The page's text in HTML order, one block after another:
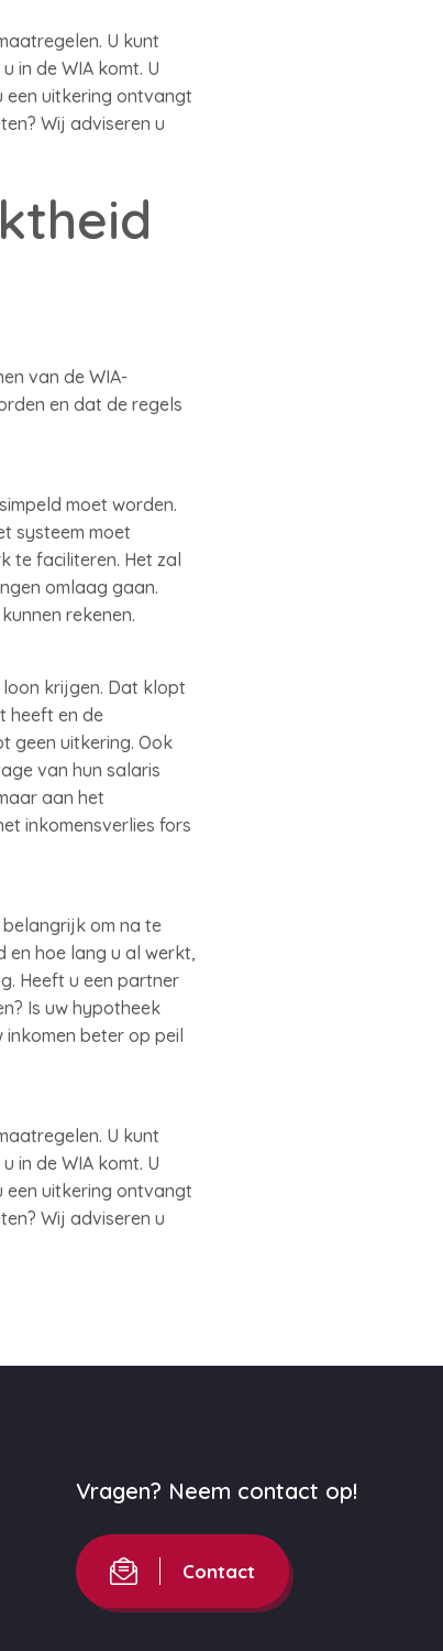
U kunt
in de WIA komt. U
een uitkering ontvangt
Wij adviseren u
van de WIA-
en dat de regels
moet worden.
systeem moet
te faciliteren. Het zal
omlaag gaan.
rekenen.
loon krijgen. Dat klopt
heeft en de
geen uitkering. Ook
van hun salaris
aan het
inkomensverlies fors
om na te
en hoe lang u al werkt,
Heeft u een partner
Is uw hypotheek
beter op peil
U kunt
in de WIA komt. U
een uitkering ontvangt
Wij adviseren u
Vragen? Neem contact op!
Contact